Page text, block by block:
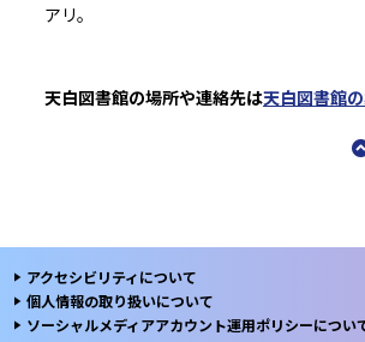
アリ。
天白図書館の場所や連絡先は天白図書館
アクセシビリティについて
個人情報の取り扱いについて
ソーシャルメディアアカウント運用ポリシーについ